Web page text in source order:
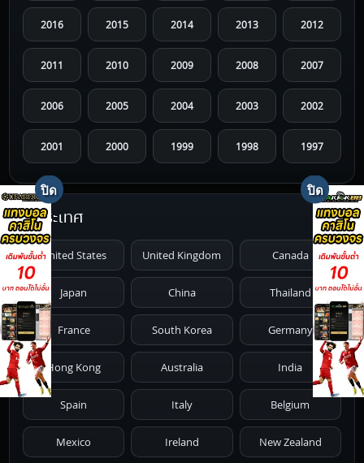
2016 2015 2014 2013 2012
2011 2010 2009 2008 2007
2006 2005 2004 2003 2002
2001 2000 1999 1998 1997
1996 1995 1994 1993 1992
1991 1987
1986 1985 1984 1983 1982
1981 1980 1979 1978 1977
1976 1975 1974 1973 1972
1971 1970 1969 1968 1967
1966 1965 1964 1963 1962
ประเทศ
United States United Kingdom Canada
Japan China Thailand
France South Korea Germany
Hong Kong Australia India
Spain Italy Belgium
Mexico Ireland New Zealand